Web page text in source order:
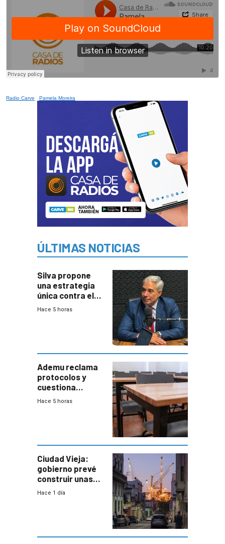
Radio Carve · Pamela Moreira
ÚLTIMAS NOTICIAS
Silva propone
una estrategia
única contra el
narcotráfico y
Hace 5 horas
Ademu reclama
protocolos y
cuestiona
demora de
Hace 5 horas
Ciudad Vieja:
gobierno prevé
construir unas
mil viviendas en
Hace 1 día